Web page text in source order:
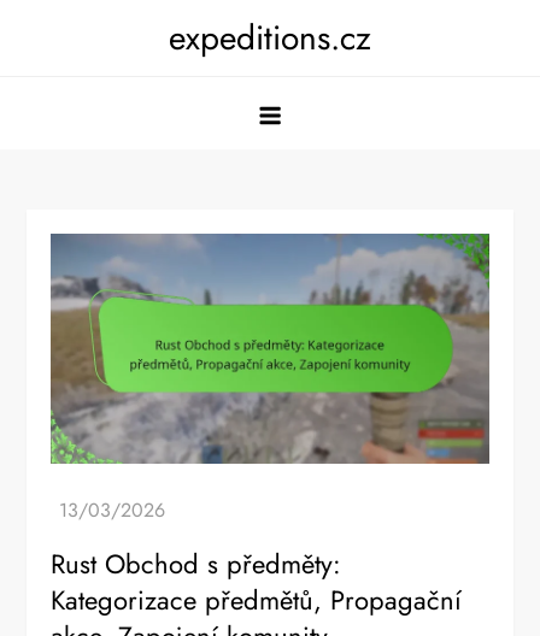
expeditions.cz
Rust Obchod s předměty:
Kategorizace předmětů, Propagační